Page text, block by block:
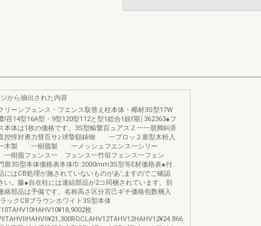
から抽出された内容
リーンフェンス・フエンス取替え柱本体・椰材3S型17W
!荏14型16A型・9型120型112と型1総合1鋭f期￨362363●フ
本体は1枚の価格です。3S型輸繋百ュアスＺ一一朋脚糾弄
控惇対勇力彗百サ≧球摯額鋳物 一プロッ２塞型木粉入
木製 一樹脂製 一メッシュフエンス一シリー
樹脂フェンス一 フェンス一竹垣フェンス一フェン
廓3S型本体価格表本体巾:2000mm3S型等E材価格表●付
にはCB処理が施されていないものがあ',ますのでご確認
い。藤●自在柱には連結部品が2コ同梱されています。別
絡部品は予備です。名称高さ区分言己ギチ価格包数梱入
ックCBブラウンホワイト3S型本体
枚